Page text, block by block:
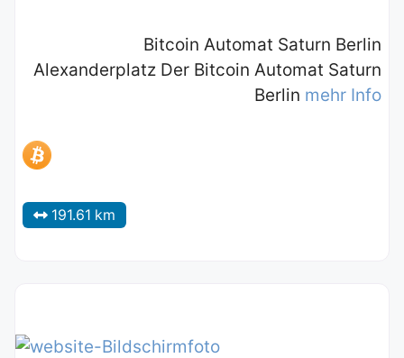
Bitcoin Automat Saturn Berlin
Alexanderplatz Der Bitcoin Automat Saturn
Berlin mehr Info
191.61 km